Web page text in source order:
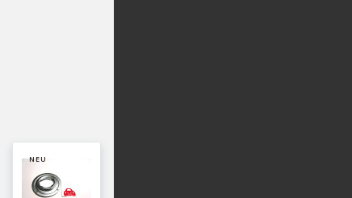
NEU
NEU
NEU
NEU
NEU